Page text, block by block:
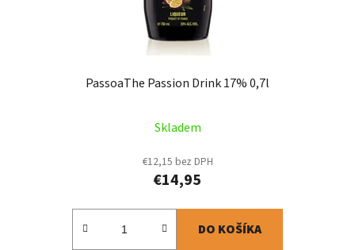
PassoaThe Passion Drink 17% 0,7l
Skladem
€12,15 bez DPH
€14,95
DO KOŠÍKA